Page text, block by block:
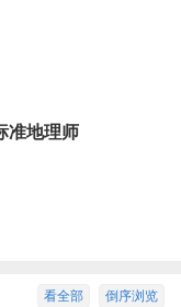
准地理师
倒序浏览
看全部